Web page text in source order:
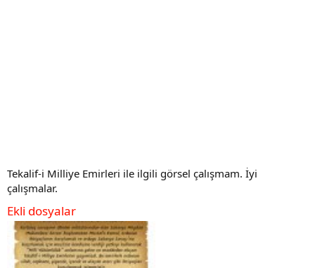
Tekalif-i Milliye Emirleri ile ilgili görsel çalışmam. İyi
çalışmalar.
Ekli dosyalar